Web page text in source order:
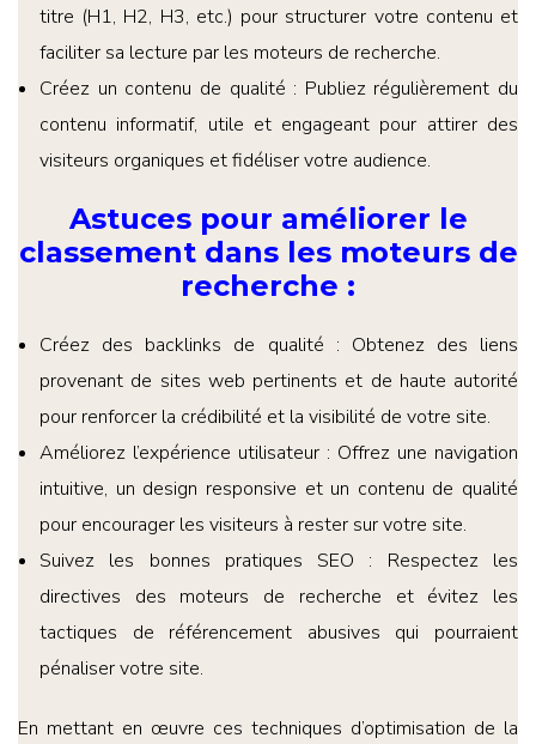
titre (H1, H2, H3, etc.) pour structurer votre contenu et
faciliter sa lecture par les moteurs de recherche.
Créez un contenu de qualité : Publiez régulièrement du
contenu informatif, utile et engageant pour attirer des
visiteurs organiques et fidéliser votre audience.
Astuces pour améliorer le
classement dans les moteurs de
recherche :
Créez des backlinks de qualité : Obtenez des liens
provenant de sites web pertinents et de haute autorité
pour renforcer la crédibilité et la visibilité de votre site.
Améliorez l’expérience utilisateur : Offrez une navigation
intuitive, un design responsive et un contenu de qualité
pour encourager les visiteurs à rester sur votre site.
Suivez les bonnes pratiques SEO : Respectez les
directives des moteurs de recherche et évitez les
tactiques de référencement abusives qui pourraient
pénaliser votre site.
En mettant en œuvre ces techniques d’optimisation de la